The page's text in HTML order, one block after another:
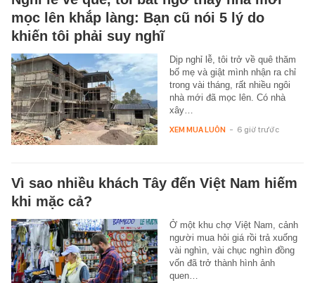
mọc lên khắp làng: Bạn cũ nói 5 lý do
khiến tôi phải suy nghĩ
Dịp nghỉ lễ, tôi trở về quê thăm
bố mẹ và giật mình nhận ra chỉ
trong vài tháng, rất nhiều ngôi
nhà mới đã mọc lên. Có nhà
xây…
XEM MUA LUÔN - 6 giờ trước
Vì sao nhiều khách Tây đến Việt Nam hiếm
khi mặc cả?
Ở một khu chợ Việt Nam, cảnh
người mua hỏi giá rồi trả xuống
vài nghìn, vài chục nghìn đồng
vốn đã trở thành hình ảnh
quen…